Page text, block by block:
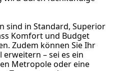
sind in Standard, Superior
Komfort und Budget
Zudem können Sie Ihr
– sei es ein
Metropole oder eine